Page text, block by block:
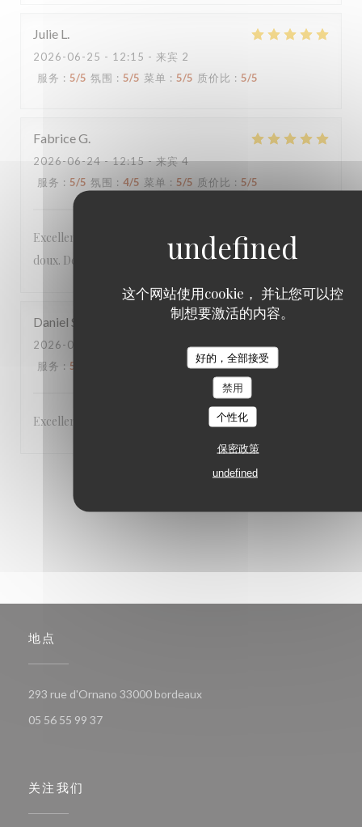
这个网站使用cookie， 并让您可以控
制想要激活的内容。
好的，全部接受
禁用
个性化
保密政策
undefined
Julie L
2026-06-25 - 12:15 - 来宾 2
服务 : 5/5 氛围 : 5/5 菜单 : 5/5 质价比 : 5/5
FabriceG
2026-06-24- 12:15 - 来宾 4
服务 : 5/5 氛围 : 4/5 菜单 : 5/5 质价比 : 5/5
Excellent menu original aux produits frais, le tout à prix
doux. Deuxième fois dans ce restaurant et toujours au top.
Daniel S
2026-06-22
- 19:45 - 来宾 5
服务 : 5 /5 质价比: 5/5
Excellent,
3
地点
293 rue d'Ornano 33000 bordeaux((在新窗口中打开))
05 56 55 99 37
关注我们